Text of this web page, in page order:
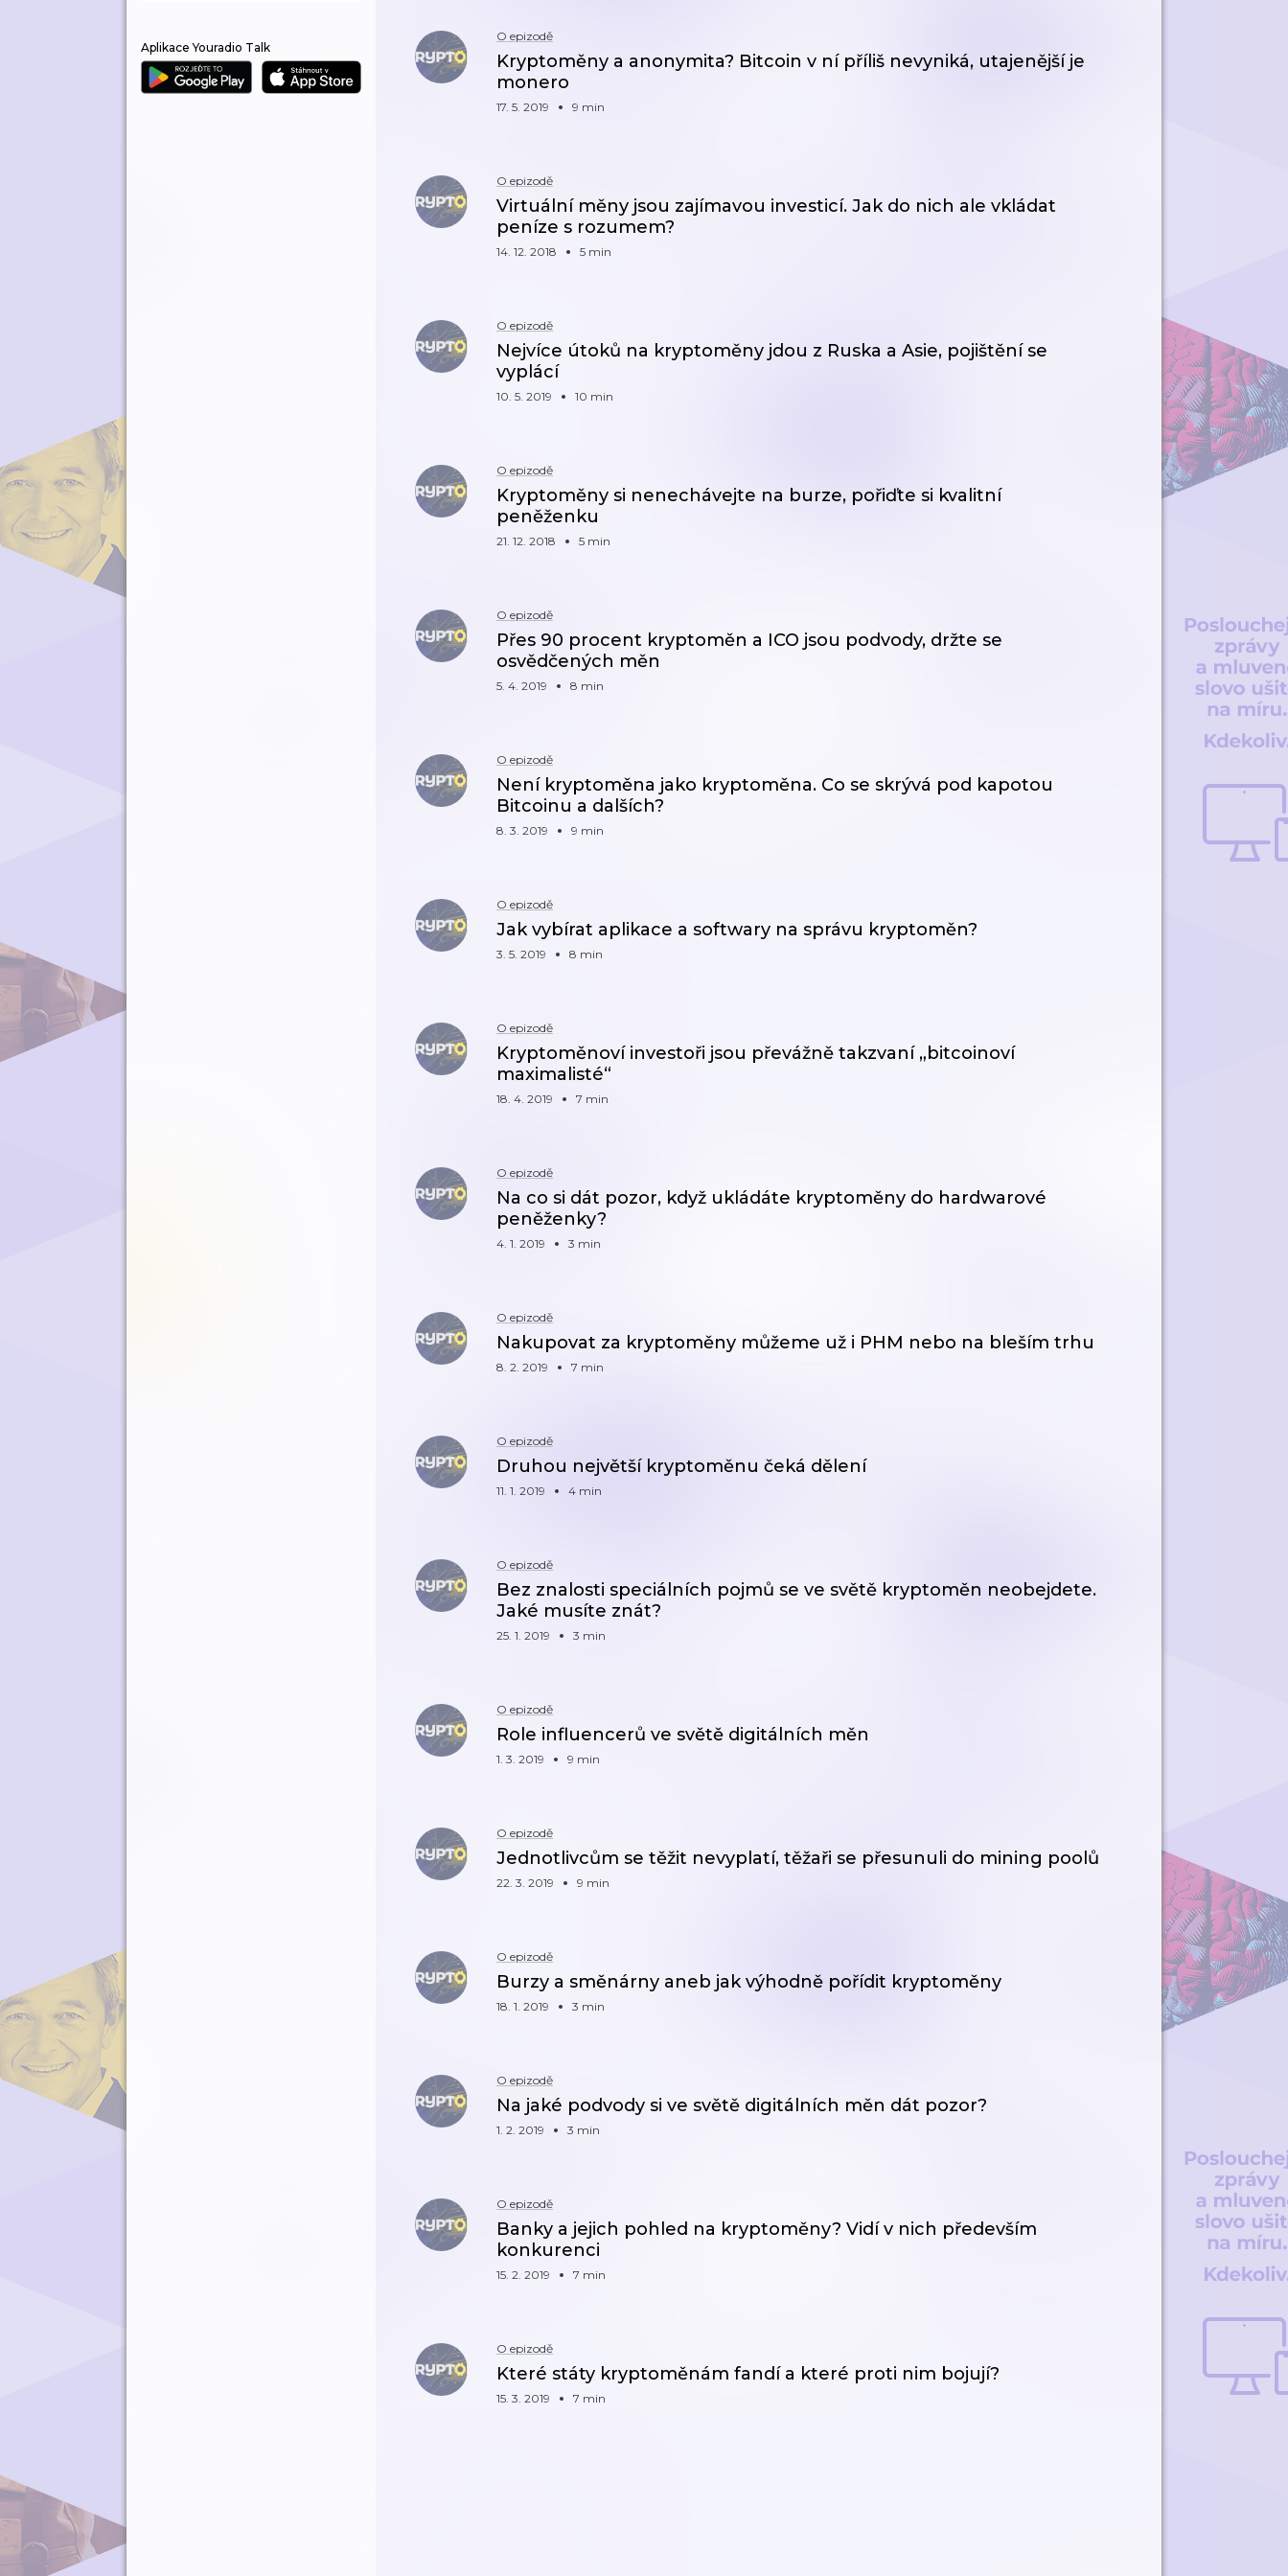
Aplikace Youradio Talk
O epizodě
Kryptoměny a anonymita? Bitcoin v ní příliš nevyniká, utajenější je
monero
17. 5. 2019 9 min
O epizodě
Virtuální měny jsou zajímavou investicí. Jak do nich ale vkládat
peníze s rozumem?
14. 12. 2018 5 min
O epizodě
Nejvíce útoků na kryptoměny jdou z Ruska a Asie, pojištění se
vyplácí
10. 5. 2019 10 min
O epizodě
Kryptoměny si nenechávejte na burze, pořiďte si kvalitní
peněženku
21. 12. 2018 5 min
O epizodě
Přes 90 procent kryptoměn a ICO jsou podvody, držte se
osvědčených měn
5. 4. 2019 8 min
O epizodě
Není kryptoměna jako kryptoměna. Co se skrývá pod kapotou
Bitcoinu a dalších?
8. 3. 2019 9 min
O epizodě
Jak vybírat aplikace a softwary na správu kryptoměn?
3. 5. 2019 8 min
O epizodě
Kryptoměnoví investoři jsou převážně takzvaní „bitcoinoví
maximalisté“
18. 4. 2019 7 min
O epizodě
Na co si dát pozor, když ukládáte kryptoměny do hardwarové
peněženky?
4. 1. 2019 3 min
O epizodě
Nakupovat za kryptoměny můžeme už i PHM nebo na bleším trhu
8. 2. 2019 7 min
O epizodě
Druhou největší kryptoměnu čeká dělení
11. 1. 2019 4 min
O epizodě
Bez znalosti speciálních pojmů se ve světě kryptoměn neobejdete.
Jaké musíte znát?
25. 1. 2019 3 min
O epizodě
Role influencerů ve světě digitálních měn
1. 3. 2019 9 min
O epizodě
Jednotlivcům se těžit nevyplatí, těžaři se přesunuli do mining poolů
22. 3. 2019 9 min
O epizodě
Burzy a směnárny aneb jak výhodně pořídit kryptoměny
18. 1. 2019 3 min
O epizodě
Na jaké podvody si ve světě digitálních měn dát pozor?
1. 2. 2019 3 min
O epizodě
Banky a jejich pohled na kryptoměny? Vidí v nich především
konkurenci
15. 2. 2019 7 min
O epizodě
Které státy kryptoměnám fandí a které proti nim bojují?
15. 3. 2019 7 min